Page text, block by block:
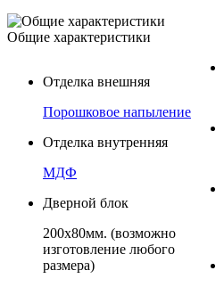
Общие характеристики
Отделка внешняя
Порошковое напыление
Отделка внутренняя
МДФ
Дверной блок
200х80мм. (возможно
изготовление любого
размера)